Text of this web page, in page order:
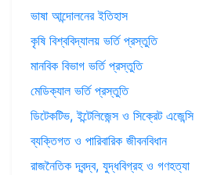
ভাষা আন্দোলনের ইতিহাস
কৃষি বিশ্ববিদ্যালয় ভর্তি প্রস্তুতি
মানবিক বিভাগ ভর্তি প্রস্তুতি
মেডিক্যাল ভর্তি প্রস্তুতি
ডিটেকটিভ, ইন্টেলিজেন্স ও সিক্রেট এজেন্সি
ব্যক্তিগত ও পারিবারিক জীবনবিধান
রাজনৈতিক দ্বন্দ্ব, যুদ্ধবিগ্রহ ও গণহত্যা